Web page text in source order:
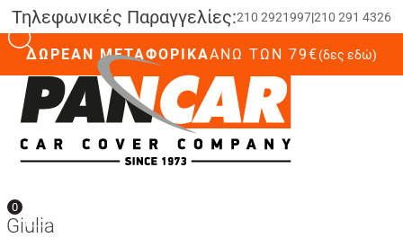
Τηλεφωνικές Παραγγελίες:210 2921997|210 291 4326
ΔΩΡΕΑΝ ΜΕΤΑΦΟΡΙΚΑΆΝΩ ΤΩΝ 79€(δες εδώ)
0
Giulia